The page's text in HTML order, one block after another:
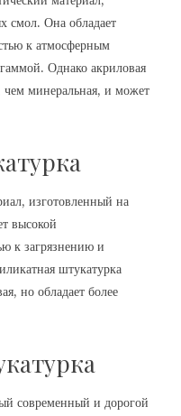
смол. Она обладает
к атмосферным
Однако акриловая
чем минеральная, и может
изготовленный на
высокой
к загрязнению и
штукатурка
но обладает более
современный и дорогой